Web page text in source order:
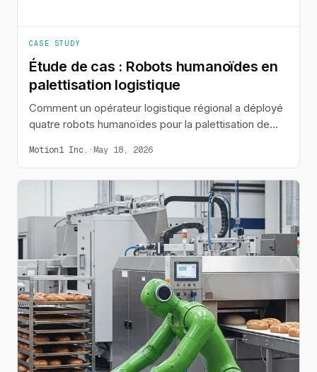
CASE STUDY
Étude de cas : Robots humanoïdes en
palettisation logistique
Comment un opérateur logistique régional a déployé
quatre robots humanoïdes pour la palettisation de
augmentant le débit de 28%.
Motion1 Inc. · May 18, 2026